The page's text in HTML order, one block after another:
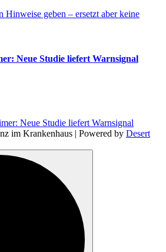
Neue Studie liefert Warnsignal
im Krankenhaus | Powered by Desert